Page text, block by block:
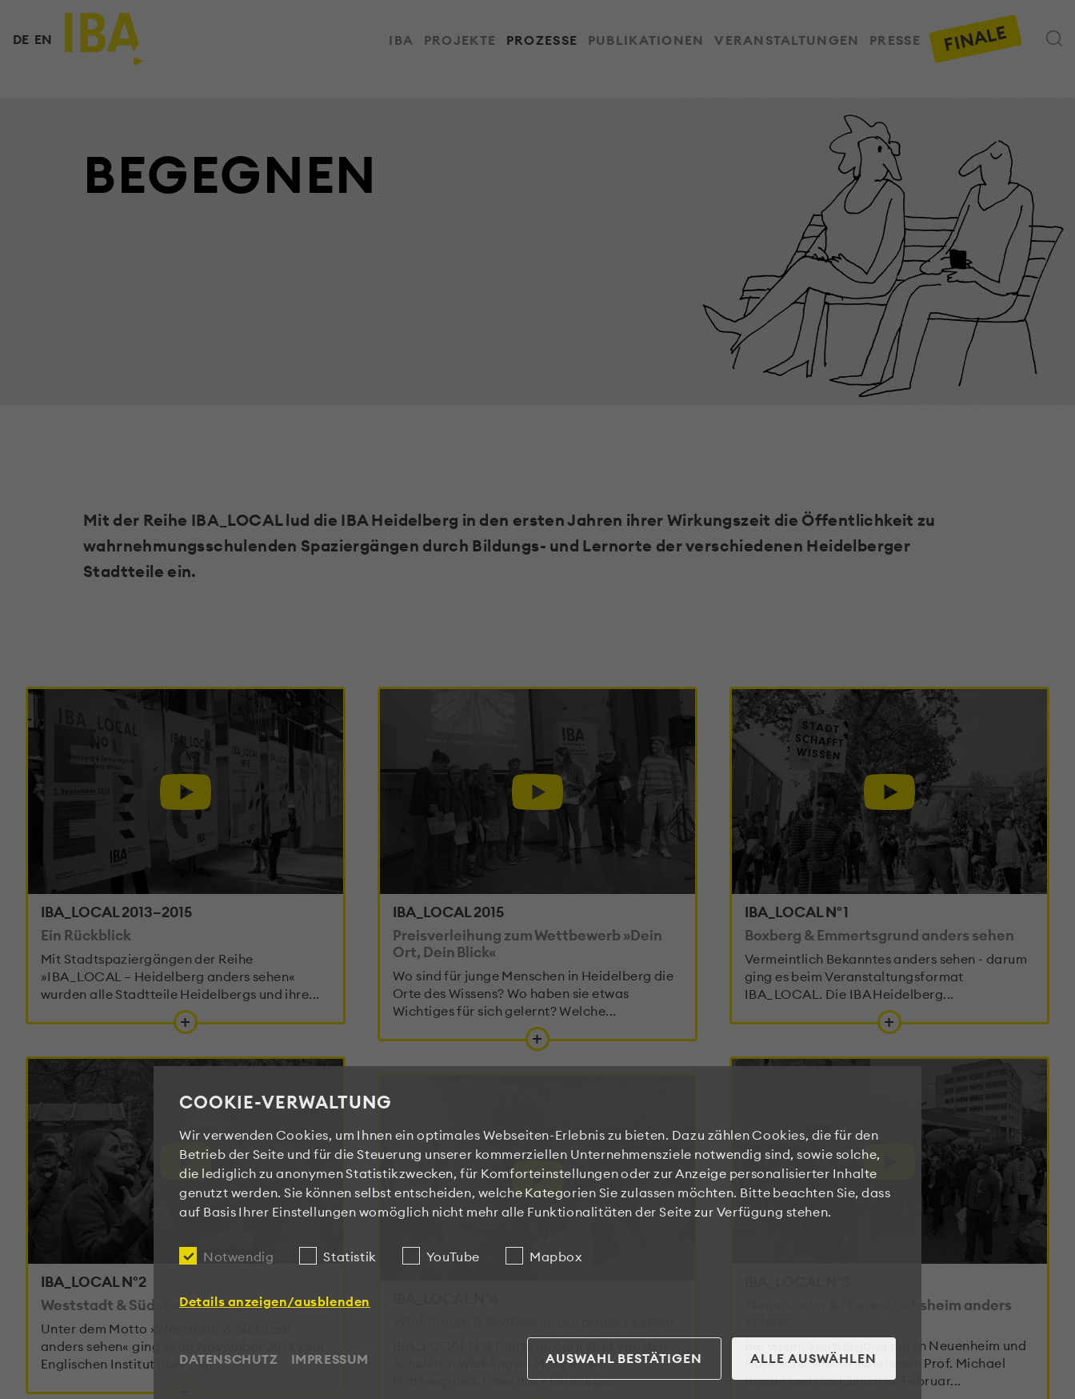
DE EN IBA PROJEKTE PROZESSE PUBLIKATIONEN VERANSTALTUNGEN PRESSE FINALE
BEGEGNEN
Mit der Reihe IBA_LOCAL lud die IBA Heidelberg in den ersten Jahren ihrer Wirkungszeit die Öffentlichkeit zu
wahrnehmungsschulenden Spaziergängen durch Bildungs- und Lernorte der verschiedenen Heidelberger
Stadtteile ein.
IBA_LOCAL 2013–2015
Ein Rückblick
Mit Stadtspaziergängen der Reihe
»IBA_LOCAL – Heidelberg anders sehen«
wurden alle Stadtteile Heidelbergs und ihre...
IBA_LOCAL 2015
Preisverleihung zum Wettbewerb »Dein
Ort, Dein Blick«
Wo sind für junge Menschen in Heidelberg die
Orte des Wissens? Wo haben sie etwas
Wichtiges für sich gelernt? Welche...
IBA_LOCAL N°1
Boxberg & Emmertsgrund anders sehen
Vermeintlich Bekanntes anders sehen - darum
ging es beim Veranstaltungsformat
IBA_LOCAL. Die IBA Heidelberg...
IBA_LOCAL N°2
Weststadt & Südstadt anders sehen
Unter dem Motto »Weststadt & Südstadt
anders sehen« ging es im November 2013 vom
Englischen Institut über den...
Neuenheim & Handschuhsheim anders
Bei einem Spaziergang durch Neuenheim und
Handschuhsheim wanderten Prof. Michael
Braum und Carl Zillich im Februar...
IBA_LOCAL N°4 führte im April 2014 von den
Schulen in Wieblingen-Mitte in den
Pfaffengrund. Über das ehemalige...
COOKIE-VERWALTUNG
Wir verwenden Cookies, um Ihnen ein optimales Webseiten-Erlebnis zu bieten. Dazu zählen Cookies, die für den
Betrieb der Seite und für die Steuerung unserer kommerziellen Unternehmensziele notwendig sind, sowie solche,
die lediglich zu anonymen Statistikzwecken, für Komforteinstellungen oder zur Anzeige personalisierter Inhalte
genutzt werden. Sie können selbst entscheiden, welche Kategorien Sie zulassen möchten. Bitte beachten Sie, dass
auf Basis Ihrer Einstellungen womöglich nicht mehr alle Funktionalitäten der Seite zur Verfügung stehen.
Notwendig Statistik YouTube Mapbox
Details anzeigen/ausblenden
AUSWAHL BESTÄTIGEN ALLE AUSWÄHLEN
DATENSCHUTZ IMPRESSUM